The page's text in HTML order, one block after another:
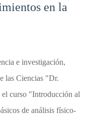
en la
e investigación,
las Ciencias "Dr.
curso "Introducción al
de análisis físico-